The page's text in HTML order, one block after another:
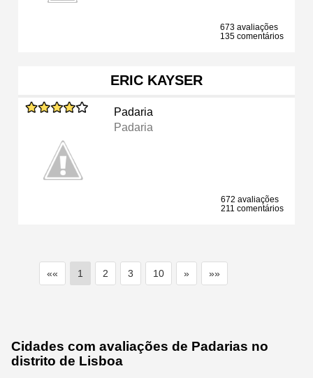
673 avaliações
135 comentários
ERIC KAYSER
Padaria
Padaria
672 avaliações
211 comentários
«« 1 2 3 10 » »»
Cidades com avaliações de Padarias no
distrito de Lisboa